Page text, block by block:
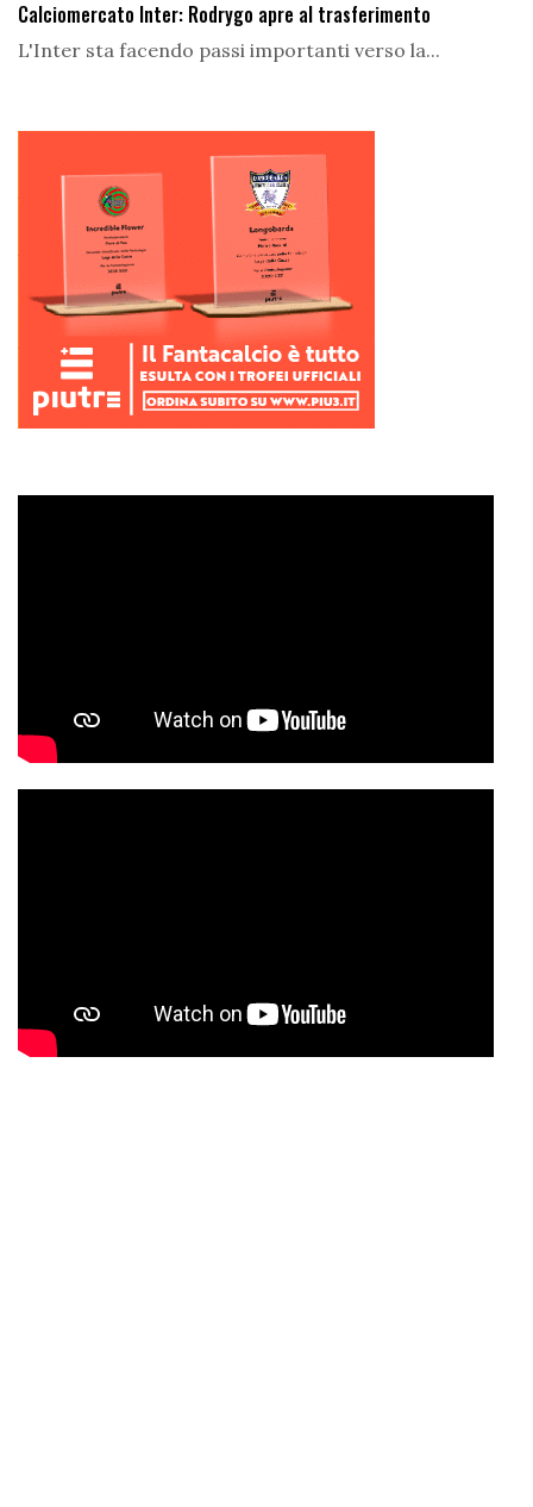
Calciomercato Inter: Rodrygo apre al trasferimento
L'Inter sta facendo passi importanti verso la...